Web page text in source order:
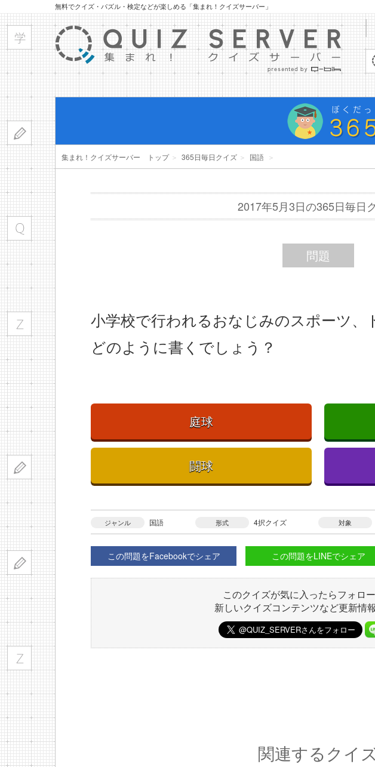
無料でクイズ・パズル・検定などが楽しめる「集まれ！クイズサーバー」
集まれ！クイズサーバー トップ＞ 365日毎日クイズ ＞ 国語 ＞
2017年5月3日の365日毎日
問題
小学校で行われるおなじみのスポーツ、
どのように書くでしょう？
庭球
闘球
ジャンル 国語 形式 4択クイズ 対象
この問題をFacebookでシェア この問題をLINEでシェア
このクイズが気に入ったらフォロ
新しいクイズコンテンツなど更新情
関連するクイ